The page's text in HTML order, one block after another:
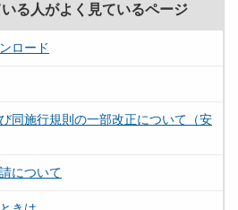
る人がよく見ているページ
ロード
同施行規則の一部改正について（安
について